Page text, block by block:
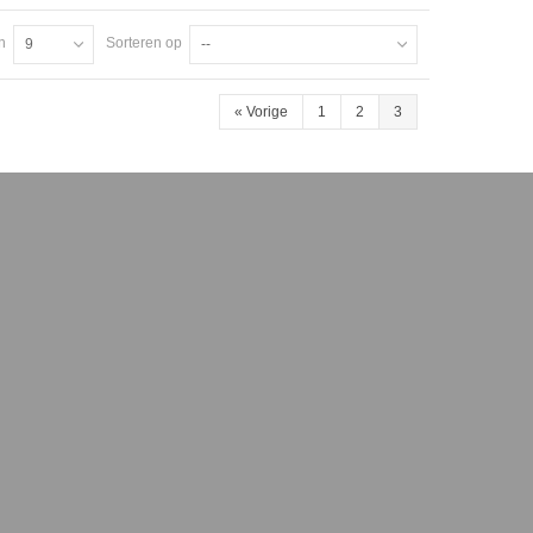
Sorteren op --
9
« Vorige 1 2 3